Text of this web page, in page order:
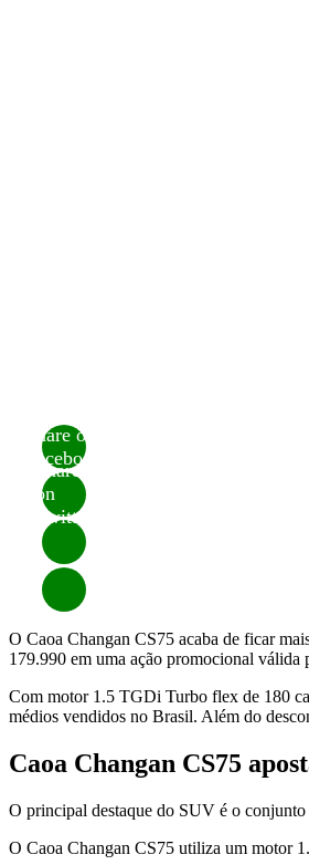
Share on
Facebook
Share
on
Twitter
O Caoa Changan CS75 acaba de ficar
179.990 em uma ação promocional válida
Com motor 1.5 TGDi Turbo flex de 180
médios vendidos no Brasil. Além do
Caoa Changan CS75
O principal destaque do SUV é o
O Caoa Changan CS75 utiliza um motor